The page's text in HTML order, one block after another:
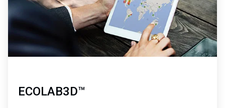
ECOLAB3D™